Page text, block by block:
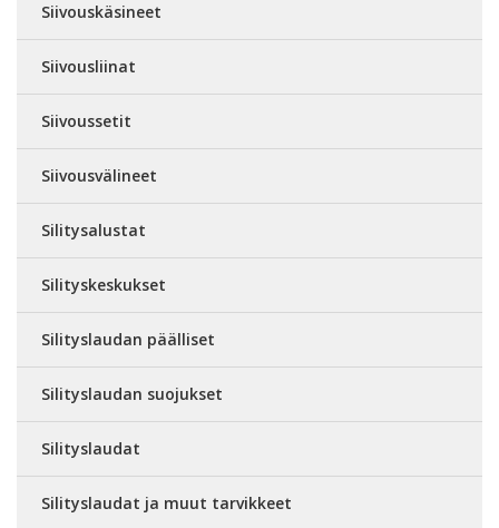
Siivouskäsineet
Siivousliinat
Siivoussetit
Siivousvälineet
Silitysalustat
Silityskeskukset
Silityslaudan päälliset
Silityslaudan suojukset
Silityslaudat
Silityslaudat ja muut tarvikkeet